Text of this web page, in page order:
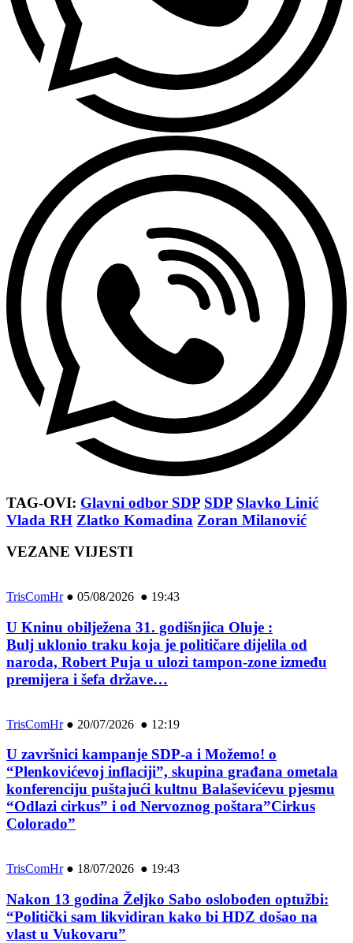
TAG-OVI: Glavni odbor SDP SDP Slavko Linić
Vlada RH Zlatko Komadina Zoran Milanović
VEZANE VIJESTI
TrisComHr● 05/08/2026 ● 19:43
U Kninu obilježena 31. godišnjica Oluje :
Bulj uklonio traku koja je političare dijelila od
naroda, Robert Puja u ulozi tampon-zone između
premijera i šefa države…
TrisComHr● 20/07/2026 ● 12:19
U završnici kampanje SDP-a i Možemo! o
“Plenkovićevoj inflaciji”, skupina građana ometala
konferenciju puštajući kultnu Balaševićevu pjesmu
“Odlazi cirkus” i od Nervoznog poštara”Cirkus
Colorado”
TrisComHr● 18/07/2026 ● 19:43
Nakon 13 godina Željko Sabo oslobođen optužbi:
“Politički sam likvidiran kako bi HDZ došao na
vlast u Vukovaru”